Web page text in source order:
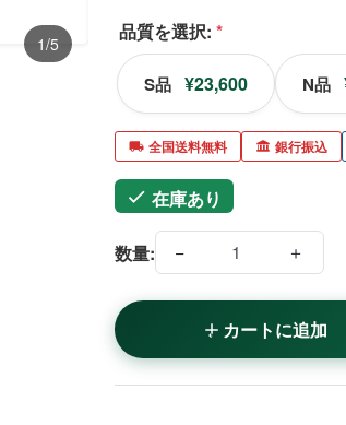
1/5 品質を選択: *
S品 ¥23,600 N品
全国送料無料 銀行振込
在庫あり
数量: − ＋
カートに追加